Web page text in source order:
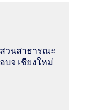
สวนสาธารณะ
อบจ.เชียงใหม่